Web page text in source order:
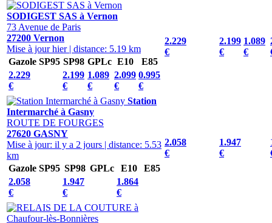
SODIGEST SAS à Vernon
73 Avenue de Paris
27200 Vernon
Mise à jour hier | distance: 5.19 km
Gazole SP95 SP98 GPLc E10
E85
2.229
€
2.199
€
1.089
€
2.099
€
0.995
€
2.229
€
2.199
€
1.089
€
Station
Intermarché à Gasny
ROUTE DE FOURGES
27620 GASNY
Mise à jour: il y a 2 jours | distance: 5.53
km
Gazole SP95 SP98 GPLc E10
E85
2.058
€
1.947
€
1.864
€
2.058
€
1.947
€